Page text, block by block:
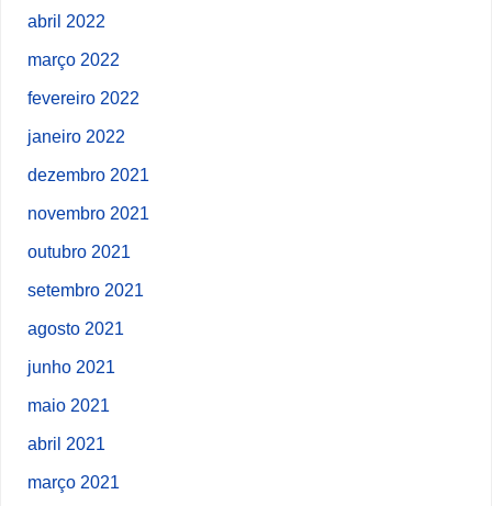
abril 2022
março 2022
fevereiro 2022
janeiro 2022
dezembro 2021
novembro 2021
outubro 2021
setembro 2021
agosto 2021
junho 2021
maio 2021
abril 2021
março 2021